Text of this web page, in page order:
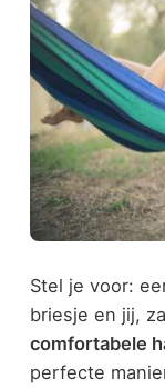
Stel je voor:
briesje en jij,
comfortabele
perfecte